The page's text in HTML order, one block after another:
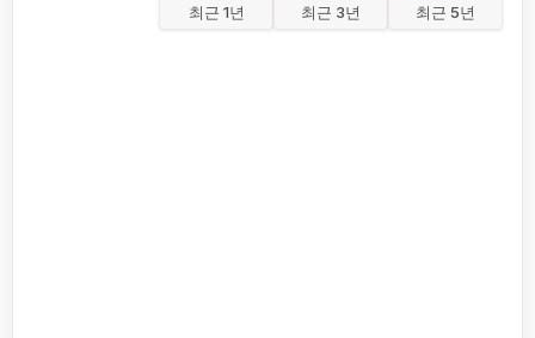
최근 1년
최근 3년 최근 5년